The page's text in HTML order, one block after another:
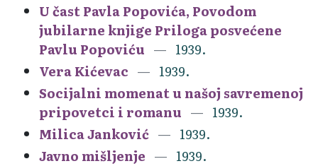
U čast Pavla Popovića, Povodom
jubilarne knjige Priloga posvećene
Pavlu Popoviću
1939.
Vera Kićevac
1939.
Socijalni momenat u našoj savremenoj
pripovetci i romanu
1939.
Milica Janković
1939.
Javno mišljenje
1939.